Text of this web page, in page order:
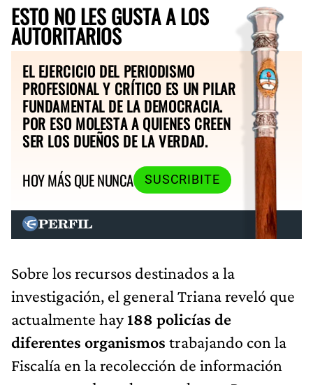
ESTO NO LES GUSTA A LOS
AUTORITARIOS
EL EJERCICIO DEL PERIODISMO
PROFESIONAL Y CRÍTICO ES UN PILAR
FUNDAMENTAL DE LA DEMOCRACIA.
POR ESO MOLESTA A QUIENES CREEN
SER LOS DUEÑOS DE LA VERDAD.
HOY MÁS QUE NUNCA
SUSCRIBITE
Sobre los recursos destinados a la
investigación, el general Triana reveló que
actualmente hay188 policías de
diferentes organismos trabajando con la
Fiscalía en la recolección de información